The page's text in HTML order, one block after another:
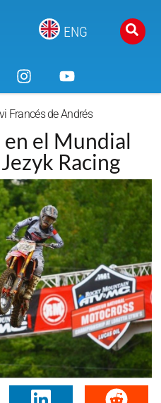
ENG
Francés de Andrés
el Mundial
Racing